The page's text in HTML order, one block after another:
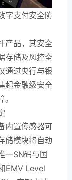
字支付安全防
产品，其安全
存储及风控全
通过央行与银
起金融级安全
内置传感器可
储模块将自动
一SN码与国
EMV Level